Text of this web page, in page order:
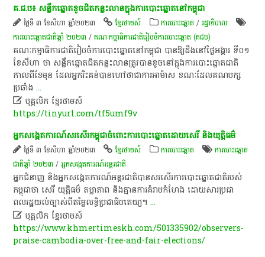
គ​.​ជ​.​ប​៖​ សន្លឹក​ឆ្នោត​ខូច​ជិត​កន្លះ​លាន​ក្នុង​ការ​បោះ​ឆ្នោត​នៅ​កម្ពុជា​
ថ្ងៃទី ៣ ខែសីហា ឆ្នាំ២០២៣ ខ្មែរថាមស៍ ការបោះឆ្នោត /រដ្ឋាភិបាល
ការបោះឆ្នោតជាតិឆ្នាំ ២០២៣ /គណៈកម្មាធិការជាតិរៀបចំការបោះឆ្នោត (គជប)
គណៈកម្មាធិការ​ជាតិ​រៀបចំ​ការ​បោះ​ឆ្នោត​នៅ​កម្ពុជា​ បានឱ្យ​ដឹង​នៅ​ថ្ងៃ​អង្គារ​ ទី​០១​
ខែសីហា​ ថា​ សន្លឹក​ឆ្នោត​ជិត​កន្លះ​លាន​ត្រូវ​បាន​ខូច​នៅ​ក្នុង​ការ​បោះ​ឆ្នោតជាតិ​
កាលពី​ខែ​មុន​ ដែល​អ្នក​រិះគន់​បាន​ហៅ​ថា​ជា​ការ​អាម៉ាស​ ខណៈ​ដែល​គណបក្ស
ប្រឆាំង...
 បុគ្គលិក​ ខ្មែរ​ថា​ម​ស៍​
https://tinyurl.com/tf5umf9v
អ្នក​សង្កេតការណ៍​សរសើរ​កម្ពុជា​ចំពោះ​ការ​បោះ​ឆ្នោត​ដោយ​សេរី​ និង​យុត្តិធម៌​
ថ្ងៃទី ៣ ខែសីហា ឆ្នាំ២០២៣ ខ្មែរថាមស៍ ការបោះឆ្នោត
ការបោះឆ្នោត
ជាតិឆ្នាំ ២០២៣ /អ្នកសង្កេតការណ៍អន្តរជាតិ
អ្នកជំនាញ​ និង​អ្នក​សង្កេតការណ៍​អន្តរជាតិ​បាន​សរសើរ​ការ​បោះ​ឆ្នោតជាតិ​របស់​
កម្ពុជា​ថា​ សេរី​ យុត្តិធម៌​ តម្លាភាព​ និង​គ្មាន​ការ​គំរាមកំហែង​ ដោយសារ​ប្រជា
ពលរដ្ឋ​យល់​ច្បាស់​ពី​តម្លៃ​លទ្ធិប្រជាធិបតេយ្យ​។​...
 បុគ្គលិក​ ខ្មែរ​ថា​ម​ស៍​
https://www.khmertimeskh.com/501335902/observers-
praise-cambodia-over-free-and-fair-elections/